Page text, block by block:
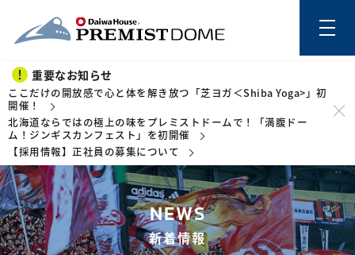
このページの本文を読む
重要なお知らせ
ここだけの開放感で心と体を解き放つ「芝ヨガ＜Shiba Yoga>」初
開催！
北海道ならではの極上の味をプレミストドームで！「満腹ドー
ム！ジンギスカンフェスト」を初開催
【採用情報】正社員の募集について
NEWS
新着情報